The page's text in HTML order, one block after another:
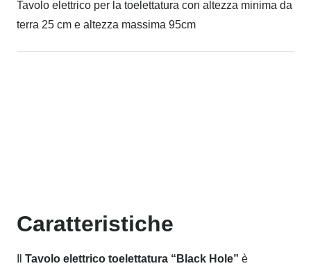
Tavolo elettrico per la toelettatura con altezza minima da
terra 25 cm e altezza massima 95cm
Caratteristiche
Tavolo elettrico toelettatura “Black Hole” è